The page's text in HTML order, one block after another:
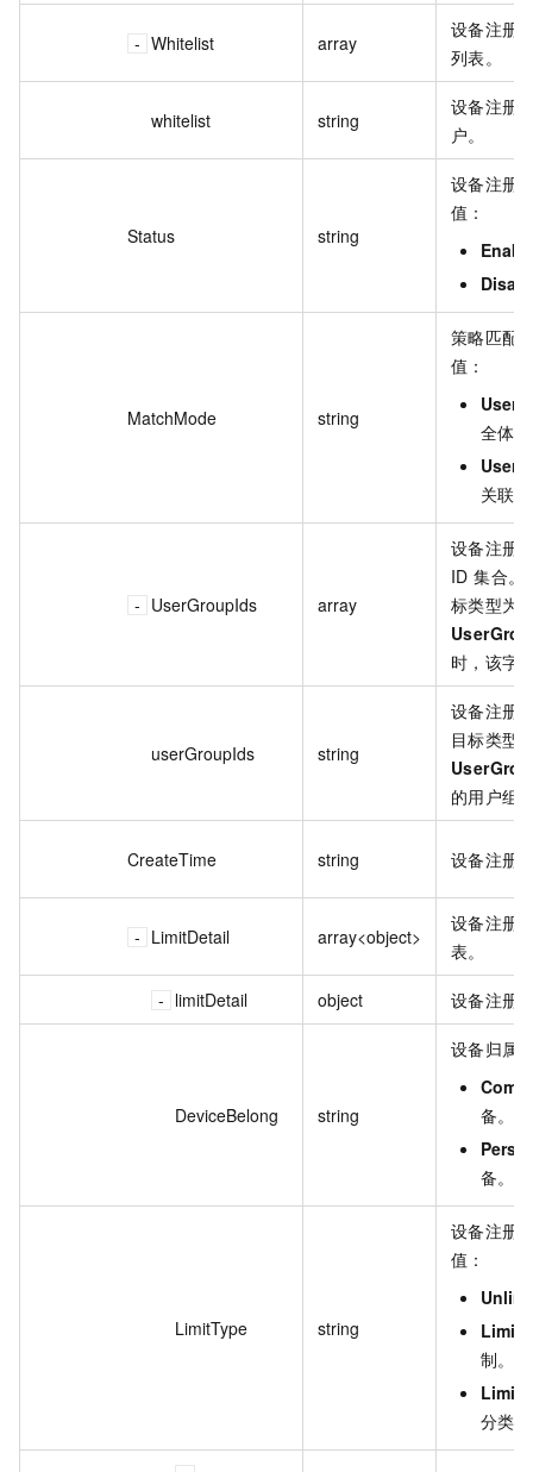
Whitelist array
设备注册
列表。
whitelist string
设备注册
户。
Status string
设备注册
值：
MatchMode string
策略匹配
值：
全体
关联
UserGroupIds array
设备注册
ID 集合。
标类型为
时，该字
userGroupIds string
设备注册
目标类型
的用户组
CreateTime string 设备注册
LimitDetail array<object>
设备注册
表。
limitDetail object 设备注册
DeviceBelong string
设备归属
备。
备。
LimitType string
设备注册
值：
制。
分类